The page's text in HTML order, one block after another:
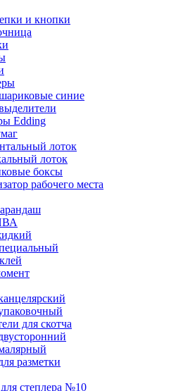
и кнопки
синие
Edding
лоток
лоток
боксы
рабочего места
для скотча
разметки
степлера №10